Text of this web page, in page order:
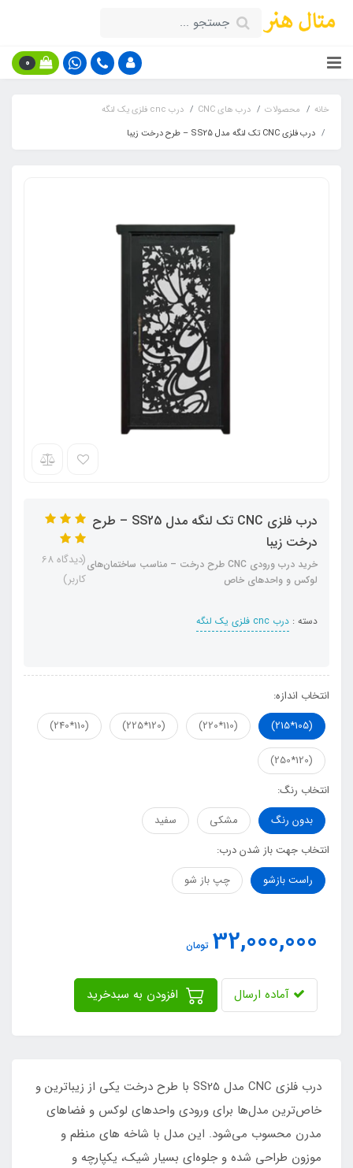
0
خانه محصولات درب های CNC
درب cnc فلزی یک لنگه
درب فلزی CNC تک لنگه مدل SS25 – طرح درخت زیبا
درب فلزی CNC تک لنگه مدل SS25 – طرح
درخت زیبا
خرید درب ورودی CNC طرح درخت – مناسب ساختمان‌های
لوکس و واحدهای خاص
دسته : درب cnc فلزی یک لنگه
(دیدگاه 68
کاربر)
انتخاب اندازه:
(105*215)
(110*220)
(120*225)
(110*240)
(120*250)
انتخاب رنگ:
بدون رنگ
مشکی
سفید
انتخاب جهت باز شدن درب:
راست بازشو
چپ باز شو
32,000,000 تومان
آماده ارسال
درب فلزی CNC مدل SS25 با طرح درخت یکی از زیباترین و
خاص‌ترین مدل‌ها برای ورودی واحدهای لوکس و فضاهای
مدرن محسوب می‌شود. این مدل با شاخه های منظم و
موزون طراحی شده و جلوه‌ای بسیار شیک، یکپارچه و